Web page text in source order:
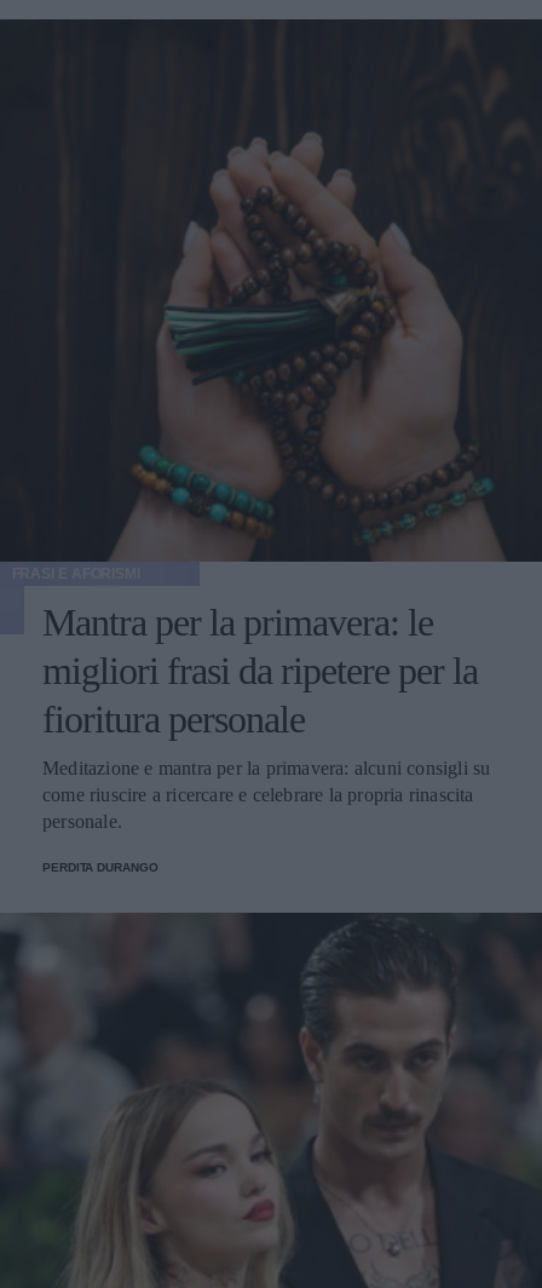
Mantra per la primavera: le
migliori frasi da ripetere per la
fioritura personale
Meditazione e mantra per la primavera: alcuni consigli su
come riuscire a ricercare e celebrare la propria rinascita
personale.
PERDITA DURANGO